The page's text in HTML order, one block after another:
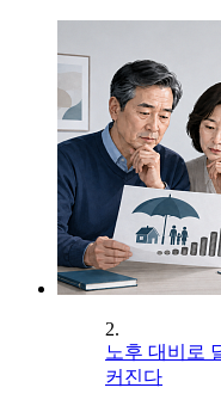
2.
노후 대비로
커진다